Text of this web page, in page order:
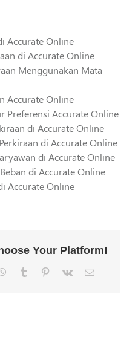
Accurate Online
di Accurate Online
Menggunakan Mata
Accurate Online
Preferensi Accurate Online
di Accurate Online
di Accurate Online
di Accurate Online
di Accurate Online
Accurate Online
Your Platform!
WhatsApp
Tumblr Pinterest
Vk Email